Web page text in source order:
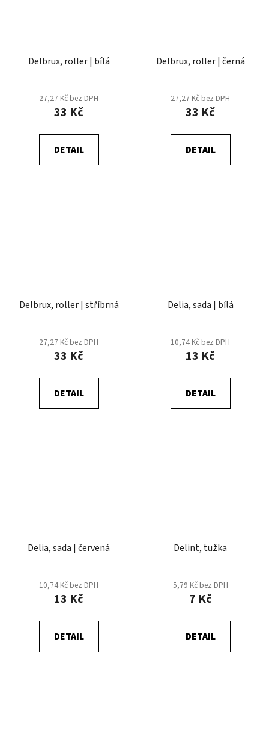
Delbrux, roller | bílá
27,27 Kč bez DPH
33 Kč
DETAIL
Delbrux, roller | černá
27,27 Kč bez DPH
33 Kč
DETAIL
Delbrux, roller | stříbrná
27,27 Kč bez DPH
33 Kč
DETAIL
Delia, sada | bílá
10,74 Kč bez DPH
13 Kč
DETAIL
Delia, sada | červená
10,74 Kč bez DPH
13 Kč
DETAIL
Delint, tužka
5,79 Kč bez DPH
7 Kč
DETAIL